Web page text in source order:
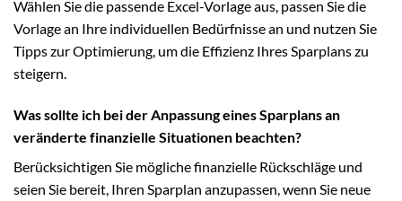
Wählen Sie die passende Excel-Vorlage aus, passen Sie die
Vorlage an Ihre individuellen Bedürfnisse an und nutzen Sie
Tipps zur Optimierung, um die Effizienz Ihres Sparplans zu
steigern.
Was sollte ich bei der Anpassung eines Sparplans an
veränderte finanzielle Situationen beachten?
Berücksichtigen Sie mögliche finanzielle Rückschläge und
seien Sie bereit, Ihren Sparplan anzupassen, wenn Sie neue